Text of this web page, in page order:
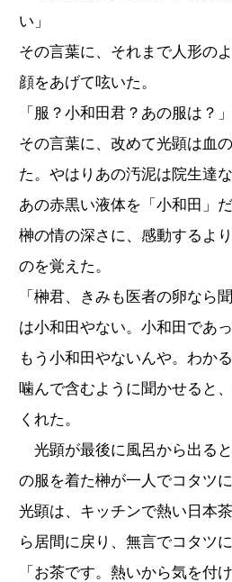
い」
その言葉に、それまで人形の
顔をあげて呟いた。
「服？小和田君？あの服は？」
その言葉に、改めて光顕は血
た。やはりあの汚泥は院生達
あの赤黒い液体を「小和田」
榊の情の深さに、感動するよ
のを覚えた。
「榊君、きみも医者の卵なら
は小和田やない。小和田であ
もう小和田やないんや。わかる
噛んで含むように聞かせると
くれた。
光顕が最後に風呂から出る
の服を着た榊が一人でコタツに
光顕は、キッチンで熱い日本
ら居間に戻り、無言でコタツに
「お茶です。熱いから気を付